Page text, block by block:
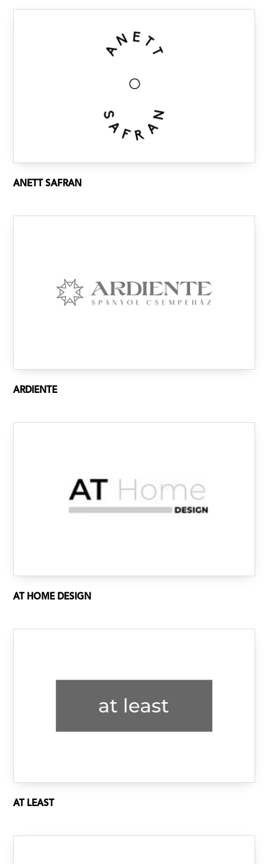
ANETT SAFRAN
ARDIENTE
AT HOME DESIGN
AT LEAST